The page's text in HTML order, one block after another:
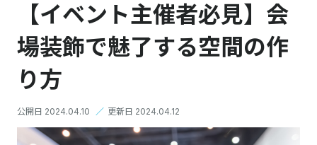
【イベント主催者必見】会
場装飾で魅了する空間の作
り方
公開日 2024.04.10 ／ 更新日 2024.04.12